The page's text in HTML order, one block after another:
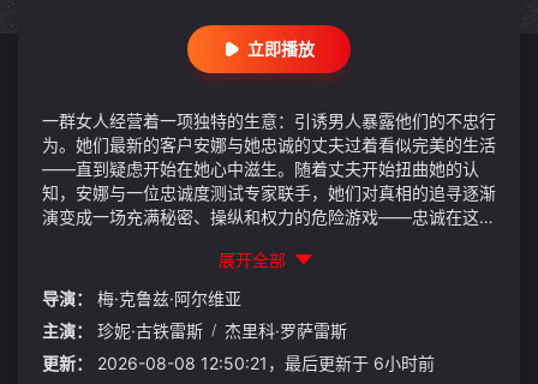
立即播放
一群女人经营着一项独特的生意：引诱男人暴露他们的不忠行
为。她们最新的客户安娜与她忠诚的丈夫过着看似完美的生活
——直到疑虑开始在她心中滋生。随着丈夫开始扭曲她的认
知，安娜与一位忠诚度测试专家联手，她们对真相的追寻逐渐
演变成一场充满秘密、操纵和权力的危险游戏——忠诚在这里
展开全部
导演：
梅·克鲁兹·阿尔维亚
主演：
珍妮·古铁雷斯 / 杰里科·罗萨雷斯
更新：
2026-08-08 12:50:21，最后更新于 6小时前